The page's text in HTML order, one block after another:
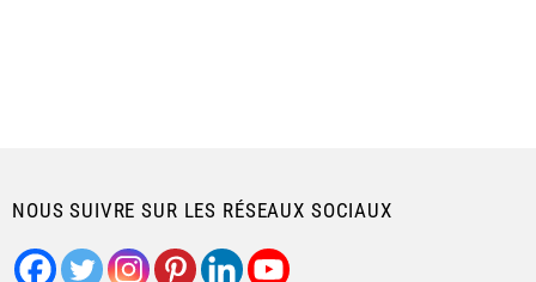
NOUS SUIVRE SUR LES RÉSEAUX SOCIAUX